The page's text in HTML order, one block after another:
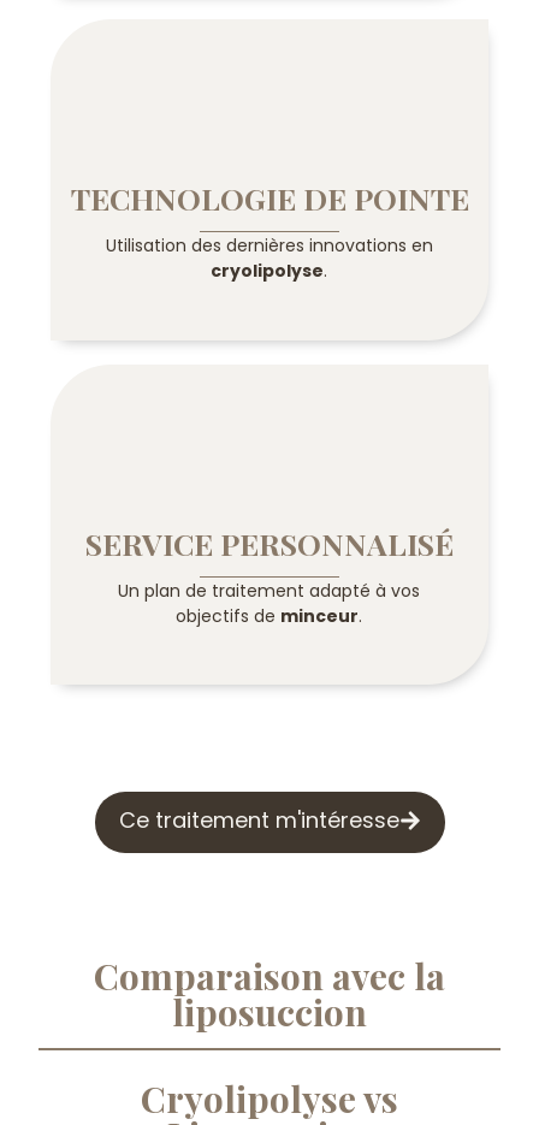
TECHNOLOGIE DE POINTE
Utilisation des dernières innovations en
cryolipolyse.
SERVICE PERSONNALISÉ
Un plan de traitement adapté à vos
objectifs de minceur.
Ce traitement m'intéresse
Comparaison avec la
liposuccion
Cryolipolyse vs